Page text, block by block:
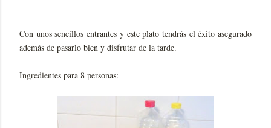
Con unos sencillos entrantes y este plato tendrás el éxito asegurado
además de pasarlo bien y disfrutar de la tarde.
Ingredientes para 8 personas: